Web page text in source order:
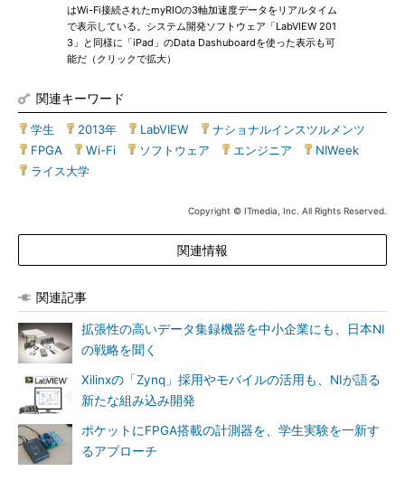
はWi-Fi接続されたmyRIOの3軸加速度データをリアルタイム
で表示している。システム開発ソフトウェア「LabVIEW 201
3」と同様に「iPad」のData Dashuboardを使った表示も可
能だ（クリックで拡大）
関連キーワード
学生 2013年 LabVIEW ナショナルインスツルメンツ
FPGA
Wi-Fi ソフトウェア エンジニア NIWeek
ライス大学
Copyright © ITmedia, Inc. All Rights Reserved.
関連情報
関連記事
拡張性の高いデータ集録機器を中小企業にも、日本NI
の戦略を聞く
Xilinxの「Zynq」採用やモバイルの活用も、NIが語る
新たな組み込み開発
ポケットにFPGA搭載の計測器を、学生実験を一新す
るアプローチ